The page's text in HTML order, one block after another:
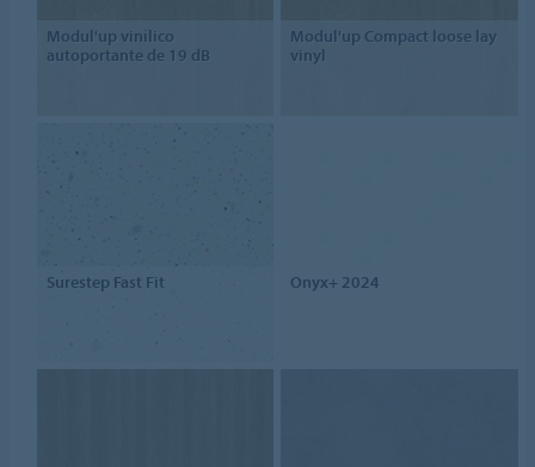
Modul'up vinílico
autoportante de 19 dB
Modul'up Compact loose lay
vinyl
Surestep Fast Fit Onyx+ 2024